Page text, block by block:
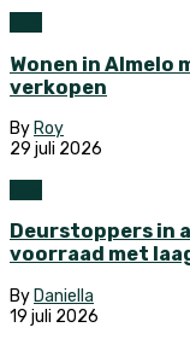
Wonen in Almelo
verkopen
By Roy
29 juli 2026
Deurstoppers in
voorraad met
By Daniella
19 juli 2026